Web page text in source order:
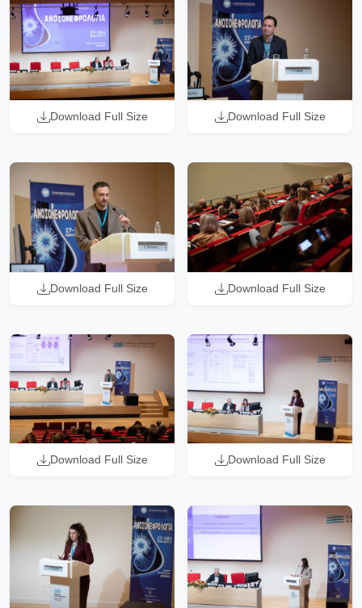
Download Full Size Download Full Size
Download Full Size Download Full Size
Download Full Size Download Full Size